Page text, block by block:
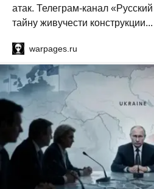
атак. Телеграм-канал
тайну живучести конструкции...
warpages.ru